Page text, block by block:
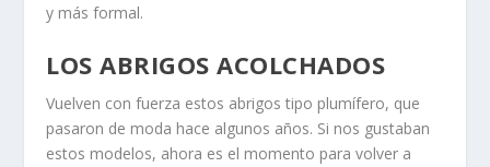
y más formal.
LOS ABRIGOS ACOLCHADOS
Vuelven con fuerza estos abrigos tipo plumífero, que
pasaron de moda hace algunos años. Si nos gustaban
estos modelos, ahora es el momento para volver a